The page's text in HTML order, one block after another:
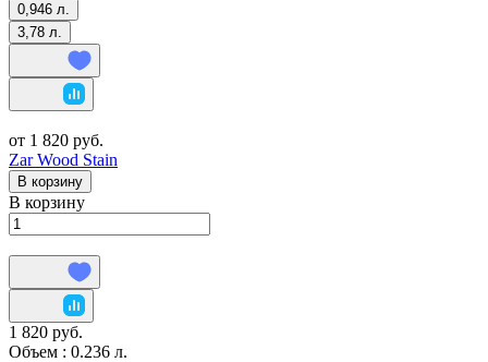
0,946 л.
3,78 л.
от 1 820 руб.
Zar Wood Stain
В корзину
В корзину
1 820 руб.
Объем : 0.236 л.